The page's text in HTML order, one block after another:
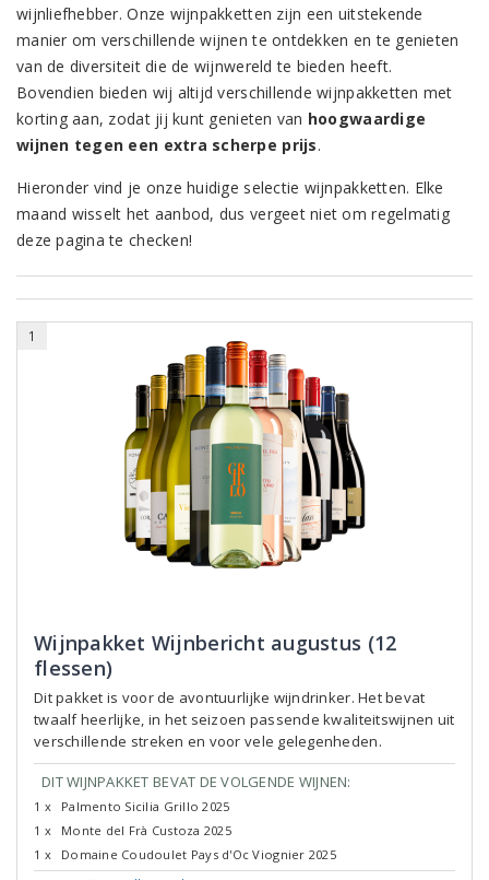
wijnliefhebber. Onze wijnpakketten zijn een uitstekende
manier om verschillende wijnen te ontdekken en te genieten
van de diversiteit die de wijnwereld te bieden heeft.
Bovendien bieden wij altijd verschillende wijnpakketten met
korting aan, zodat jij kunt genieten van hoogwaardige
wijnen tegen een extra scherpe prijs.
Hieronder vind je onze huidige selectie wijnpakketten. Elke
maand wisselt het aanbod, dus vergeet niet om regelmatig
deze pagina te checken!
1
Wijnpakket Wijnbericht augustus (12
flessen)
Dit pakket is voor de avontuurlijke wijndrinker. Het bevat
twaalf heerlijke, in het seizoen passende kwaliteitswijnen uit
verschillende streken en voor vele gelegenheden.
DIT WIJNPAKKET BEVAT DE VOLGENDE WIJNEN:
1 x
Palmento Sicilia Grillo 2025
1 x
Monte del Frà Custoza 2025
1 x
Domaine Coudoulet Pays d'Oc Viognier 2025